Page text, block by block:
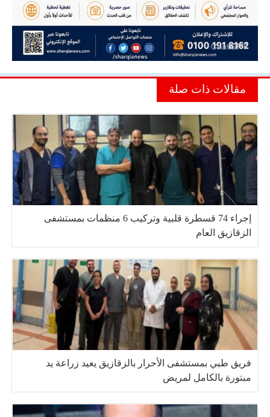
مقالات ذات صلة
إجراء 74 قسطرة قلبية وتركيب 6 منظمات بمستشفى
الزقازيق العام
فريق طبي بمستشفى الأحرار بالزقازيق يعيد زراعة يد
مبتورة بالكامل لمريض